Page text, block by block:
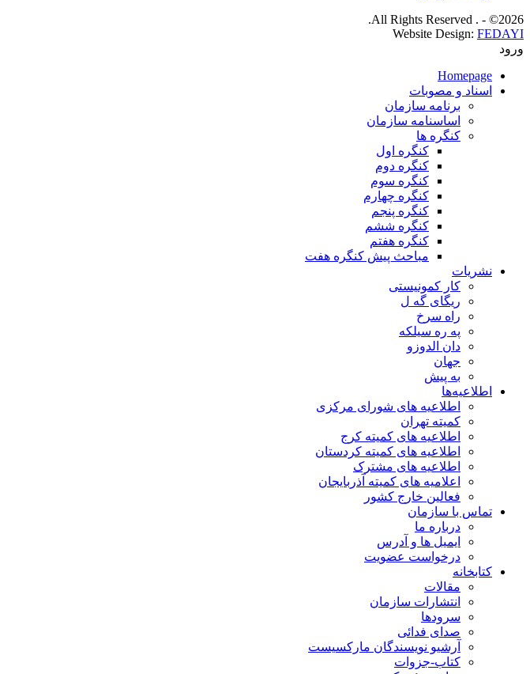
2026© - . All Rights Reserved.
Website Design: FEDAYI
ورود
Homepage
اسناد و مصوبات
برنامه سازمان
اساسنامه سازمان
کنگره ها
کنگره اول
کنگره دوم
کنگره سوم
کنگره چهارم
کنگره پنجم
کنگره ششم
کنگره هفتم
مباحث پیش کنگره هفت
نشریات
کار کمونیستی
ریگای گه ل
راه سرخ
په ره سیلکه
دان الدوزو
جهان
به پیش
اطلاعیه‌ها
اطلاعیه های شورای مرکزی
کمیته تهران
اطلاعیه های کمیته کرج
اطلاعیه های کمیته کردستان
اطلاعیه های مشترک
اعلامیه های کمیته آذربایجان
فعالین خارج کشور
تماس با سازمان
درباره ما
ایمیل ها و آدرس
درخواست عضویت
کتابخانه
مقالات
انتشارات سازمان
سرودها
صدای فدائی
آرشیو نویسندگان مارکسیست
کتاب-جزوات